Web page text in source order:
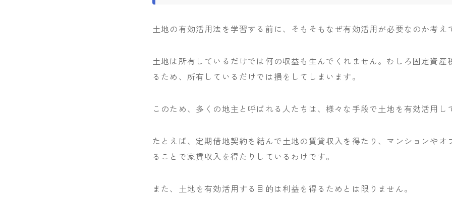
土地の有効活用法を学習する前に、そもそもなぜ有効活用が必要なのか考え
土地は所有しているだけでは何の収益も生んでくれません。むしろ固定資産
るため、所有しているだけでは損をしてしまいます。
このため、多くの地主と呼ばれる人たちは、様々な手段で土地を有効活用し
たとえば、定期借地契約を結んで土地の賃貸収入を得たり、マンションやオ
ることで家賃収入を得たりしているわけです。
また、土地を有効活用する目的は利益を得るためとは限りません。